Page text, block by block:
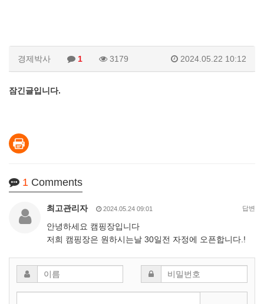
경제박사 1 3179 2024.05.22 10:12
잠긴글입니다.
1 Comments
최고관리자 2024.05.24 09:01 답변
안녕하세요 캠핑장입니다
저희 캠핑장은 원하시는날 30일전 자정에 오픈합니다.!